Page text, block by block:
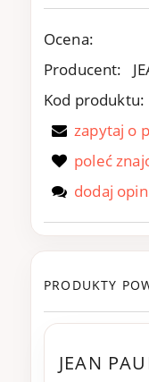
Ocena:
Producent:
Kod produktu:
zapytaj o
poleć
dodaj
PRODUKTY
JEAN